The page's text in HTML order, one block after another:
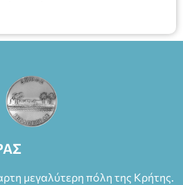
μεγαλύτερη πόλη της Κρήτης.